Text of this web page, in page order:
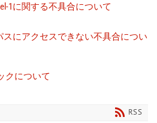
1に関する不具合について
スにアクセスできない不具合につい
クについて
RSS